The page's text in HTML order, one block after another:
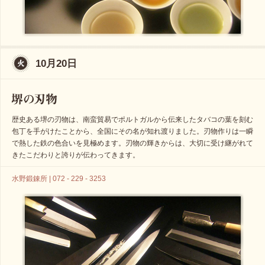
10月20日
歴史ある堺の刃物は、南蛮貿易でポルトガルから伝来したタバコの葉を刻む
包丁を手がけたことから、全国にその名が知れ渡りました。刃物作りは一瞬
で熱した鉄の色合いを見極めます。刃物の輝きからは、大切に受け継がれて
きたこだわりと誇りが伝わってきます。
水野鍛錬所 | 072 - 229 - 3253